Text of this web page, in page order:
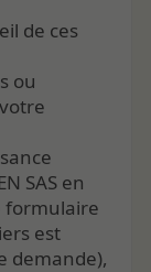
de ces
ou
SAS en
formulaire
est
demande),